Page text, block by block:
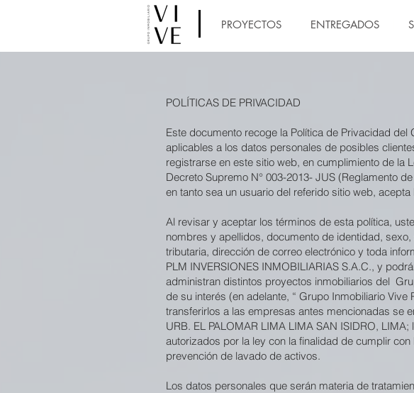
PROYECTOS ENTREGADOS
POLÍTICAS DE PRIVACIDAD
Este documento recoge la Política de Privacidad
aplicables a los datos personales de posibles
registrarse en este sitio web, en cumplimiento de la
Decreto Supremo N° 003-2013- JUS (Reglamento
en tanto sea un usuario del referido sitio web,
Al revisar y aceptar los términos de esta política,
nombres y apellidos, documento de identidad,
tributaria, dirección de correo electrónico y toda
PLM INVERSIONES INMOBILIARIAS S.A.C., y
administran distintos proyectos inmobiliarios del
de su interés (en adelante, “ Grupo Inmobiliario
transferirlos a las empresas antes mencionadas se
URB. EL PALOMAR LIMA LIMA SAN ISIDRO,
autorizados por la ley con la finalidad de cumplir
prevención de lavado de activos.
Los datos personales que serán materia de